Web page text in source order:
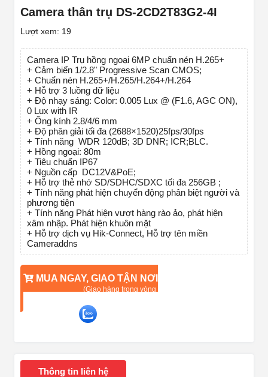
Camera thân trụ DS-2CD2T83G2-4I
Lượt xem: 19
Camera IP Trụ hồng ngoại 6MP chuẩn nén H.265+
+ Cảm biến 1/2.8" Progressive Scan CMOS;
+ Chuẩn nén H.265+/H.265/H.264+/H.264
+ Hỗ trợ 3 luồng dữ liệu
+ Độ nhạy sáng: Color: 0.005 Lux @ (F1.6, AGC ON),
0 Lux with IR
+ Ống kính 2.8/4/6 mm
+ Độ phân giải tối đa (2688×1520)25fps/30fps
+ Tính năng WDR 120dB; 3D DNR; ICR;BLC.
+ Hồng ngoại: 80m
+ Tiêu chuẩn IP67
+ Nguồn cấp DC12V&PoE;
+ Hỗ trợ thẻ nhớ SD/SDHC/SDXC tối đa 256GB ;
+ Tính năng phát hiện chuyển động phân biệt người và
phương tiện
+ Tính năng Phát hiện vượt hàng rào ảo, phát hiện
xâm nhập. Phát hiện khuôn mặt
+ Hỗ trợ dịch vụ Hik-Connect, Hỗ trợ tên miền
Cameraddns
MUA NGAY, GIAO TẬN NƠI
(Giao hàng trong vòng 90 phút)
Thông tin liên hệ